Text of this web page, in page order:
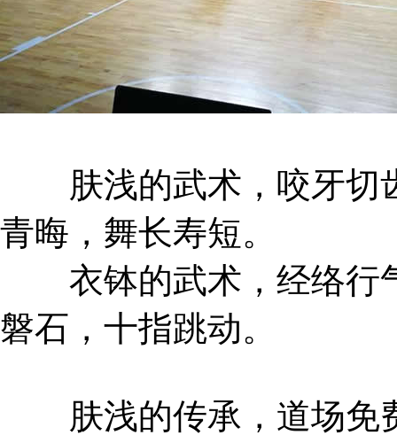
肤浅的武术，咬牙切
青晦，舞长寿短。
衣钵的武术，经络行
磐石，十指跳动。
肤浅的传承，道场免